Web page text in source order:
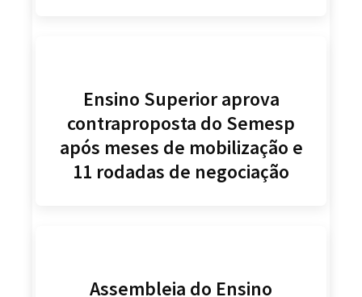
Ensino Superior aprova
contraproposta do Semesp
após meses de mobilização e
11 rodadas de negociação
Assembleia do Ensino